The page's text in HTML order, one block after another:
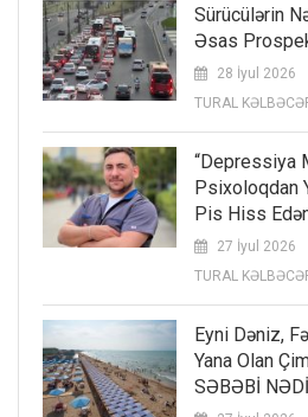
Sürücülərin
Əsas
28 İyul 2026
TURAL
“Depressiya
Psixoloqdan
Pis Hiss
27 İyul 2026
TURAL
Eyni Dəniz,
Yana Olan
SƏBƏBİ